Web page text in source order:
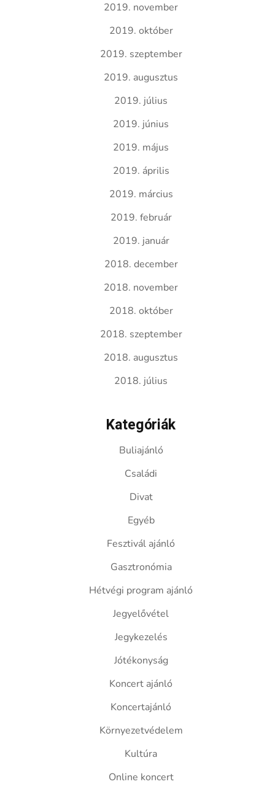
2019. november
2019. október
2019. szeptember
2019. augusztus
2019. július
2019. június
2019. május
2019. április
2019. március
2019. február
2019. január
2018. december
2018. november
2018. október
2018. szeptember
2018. augusztus
2018. július
Kategóriák
Buliajánló
Családi
Divat
Egyéb
Fesztivál ajánló
Gasztronómia
Hétvégi program ajánló
Jegyelővétel
Jegykezelés
Jótékonyság
Koncert ajánló
Koncertajánló
Környezetvédelem
Kultúra
Online koncert